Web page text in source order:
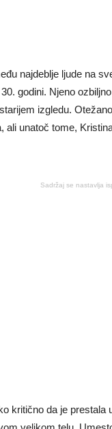
najdeblje ljude na
godini. Njeno
izgledu.
ali unatoč tome,
Sadržaj se nastavlja
kritično da je